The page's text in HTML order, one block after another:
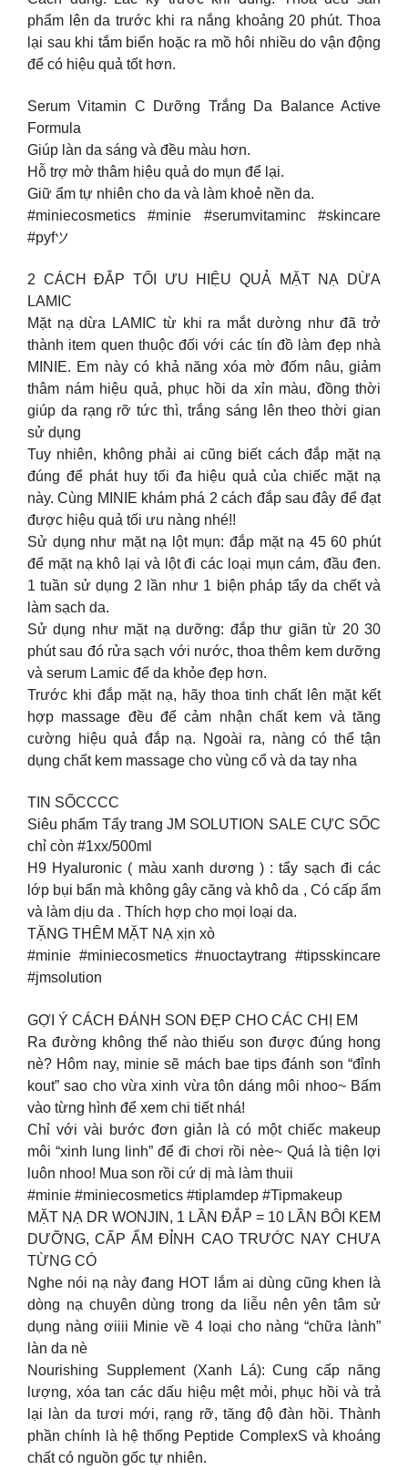
phẩm lên da trước khi ra nắng khoảng 20 phút. Thoa
lại sau khi tắm biển hoặc ra mồ hôi nhiều do vận động
để có hiệu quả tốt hơn.
Serum Vitamin C Dưỡng Trắng Da Balance Active
Formula
Giúp làn da sáng và đều màu hơn.
Hỗ trợ mờ thâm hiệu quả do mụn để lại.
Giữ ẩm tự nhiên cho da và làm khoẻ nền da.
#miniecosmetics #minie #serumvitaminc #skincare
#pyfツ
2 CÁCH ĐẮP TỐI ƯU HIỆU QUẢ MẶT NẠ DỪA
LAMIC
Mặt nạ dừa LAMIC từ khi ra mắt dường như đã trở
thành item quen thuộc đối với các tín đồ làm đẹp nhà
MINIE. Em này có khả năng xóa mờ đốm nâu, giảm
thâm nám hiệu quả, phục hồi da xỉn màu, đồng thời
giúp da rạng rỡ tức thì, trắng sáng lên theo thời gian
sử dụng
Tuy nhiên, không phải ai cũng biết cách đắp mặt nạ
đúng để phát huy tối đa hiệu quả của chiếc mặt nạ
này. Cùng MINIE khám phá 2 cách đắp sau đây để đạt
được hiệu quả tối ưu nàng nhé!!
Sử dụng như mặt nạ lột mụn: đắp mặt nạ 45 60 phút
để mặt nạ khô lại và lột đi các loại mụn cám, đầu đen.
1 tuần sử dụng 2 lần như 1 biện pháp tẩy da chết và
làm sạch da.
Sử dụng như mặt nạ dưỡng: đắp thư giãn từ 20 30
phút sau đó rửa sạch với nước, thoa thêm kem dưỡng
và serum Lamic để da khỏe đẹp hơn.
Trước khi đắp mặt nạ, hãy thoa tinh chất lên mặt kết
hợp massage đều để cảm nhận chất kem và tăng
cường hiệu quả đắp nạ. Ngoài ra, nàng có thể tận
dụng chất kem massage cho vùng cổ và da tay nha
TIN SỐCCCC
Siêu phẩm Tẩy trang JM SOLUTION SALE CỰC SỐC
chỉ còn #1xx/500ml
H9 Hyaluronic ( màu xanh dương ) : tẩy sạch đi các
lớp bụi bẩn mà không gây căng và khô da , Có cấp ẩm
và làm dịu da . Thích hợp cho mọi loại da.
TẶNG THÊM MẶT NẠ xịn xò
#minie #miniecosmetics #nuoctaytrang #tipsskincare
#jmsolution
GỢI Ý CÁCH ĐÁNH SON ĐẸP CHO CÁC CHỊ EM
Ra đường không thể nào thiếu son được đúng hong
nè? Hôm nay, minie sẽ mách bae tips đánh son “đỉnh
kout” sao cho vừa xinh vừa tôn dáng môi nhoo~ Bấm
vào từng hình để xem chi tiết nhá!
Chỉ với vài bước đơn giản là có một chiếc makeup
môi “xinh lung linh” để đi chơi rồi nèe~ Quá là tiện lợi
luôn nhoo! Mua son rồi cứ dị mà làm thuii
#minie #miniecosmetics #tiplamdep #Tipmakeup
MẶT NẠ DR WONJIN, 1 LẦN ĐẮP = 10 LẦN BÔI KEM
DƯỠNG, CẤP ẨM ĐỈNH CAO TRƯỚC NAY CHƯA
TỪNG CÓ
Nghe nói nạ này đang HOT lắm ai dùng cũng khen là
dòng nạ chuyên dùng trong da liễu nên yên tâm sử
dụng nàng ơiiii Minie về 4 loại cho nàng “chữa lành”
làn da nè
Nourishing Supplement (Xanh Lá): Cung cấp năng
lượng, xóa tan các dấu hiệu mệt mỏi, phục hồi và trả
lại làn da tươi mới, rạng rỡ, tăng độ đàn hồi. Thành
phần chính là hệ thống Peptide ComplexS và khoáng
chất có nguồn gốc tự nhiên.